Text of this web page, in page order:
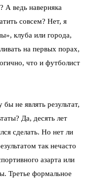
А ведь наверняка
совсем? Нет, я
клуба или города,
на первых порах,
что и футболист
не являть результат,
Да, десять лет
сделать. Но нет ли
так нечасто
азарта или
Третье формальное